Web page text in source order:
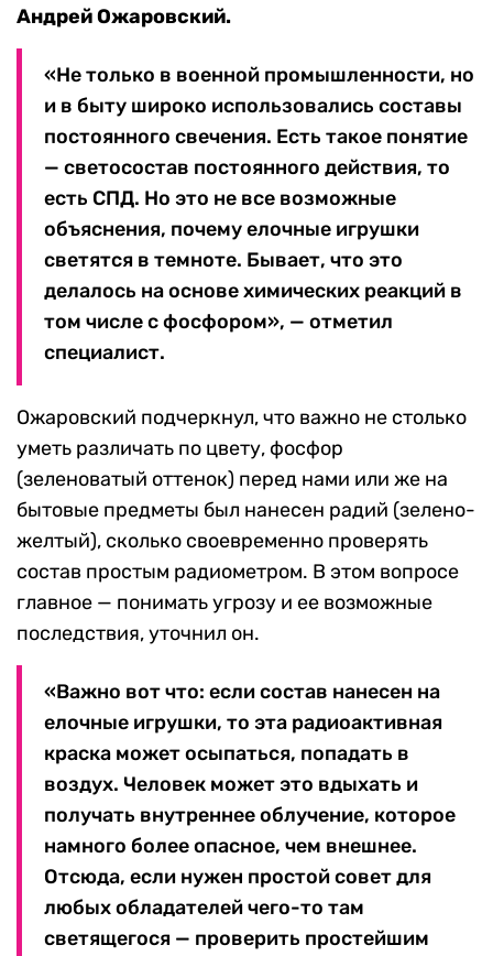
Андрей Ожаровский.
«Не только в военной промышленности, но
и в быту широко использовались составы
постоянного свечения. Есть такое понятие
— светосостав постоянного действия, то
есть СПД. Но это не все возможные
объяснения, почему елочные игрушки
светятся в темноте. Бывает, что это
делалось на основе химических реакций в
том числе с фосфором», — отметил
специалист.
Ожаровский подчеркнул, что важно не столько
уметь различать по цвету, фосфор
(зеленоватый оттенок) перед нами или же на
бытовые предметы был нанесен радий (зелено-
желтый), сколько своевременно проверять
состав простым радиометром. В этом вопросе
главное — понимать угрозу и ее возможные
последствия, уточнил он.
«Важно вот что: если состав нанесен на
елочные игрушки, то эта радиоактивная
краска может осыпаться, попадать в
воздух. Человек может это вдыхать и
получать внутреннее облучение, которое
намного более опасное, чем внешнее.
Отсюда, если нужен простой совет для
любых обладателей чего-то там
светящегося — проверить простейшим